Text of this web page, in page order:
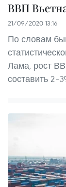
ВВП
21/09/2020 13:16
По словам
Лама, рост
составить